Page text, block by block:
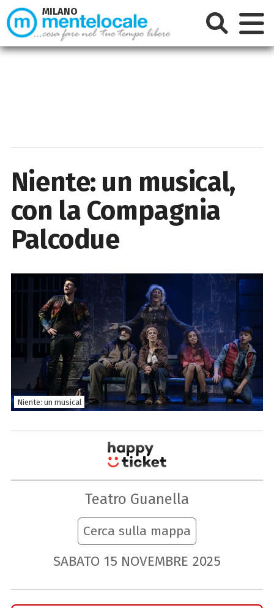
Niente: un musical,
con la Compagnia
Palcodue
Niente: un musical
Teatro Guanella
Cerca sulla mappa
SABATO 15 NOVEMBRE 2025
MILANO